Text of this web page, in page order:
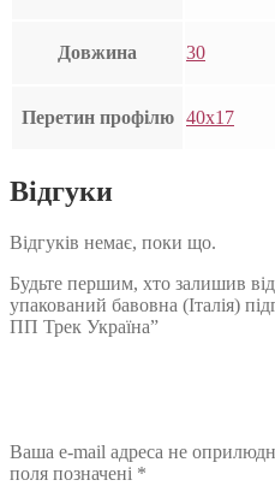
Довжина 30
Перетин профілю 40х17
Відгуки
Відгуків немає, поки що.
Будьте першим, хто залишив
упакований бавовна (Італія)
ПП Трек Україна”
Ваша e-mail адреса не
поля позначені *